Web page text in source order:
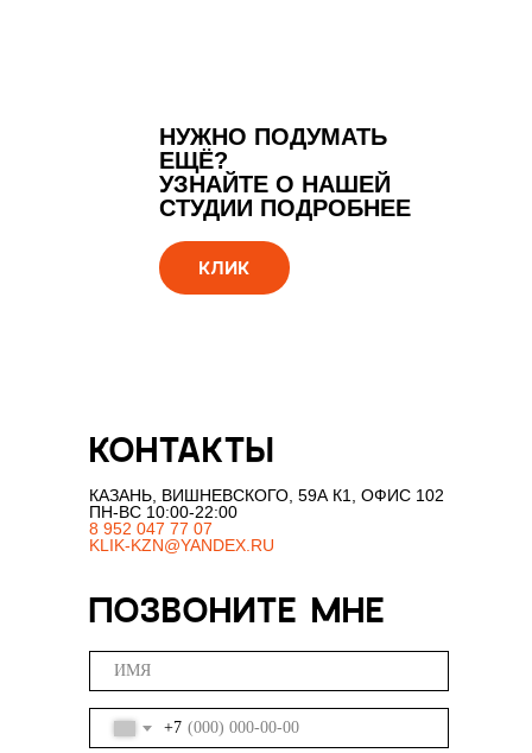
КЛИК
НУЖНО ПОДУМАТЬ
ЕЩЁ?
УЗНАЙТЕ О НАШЕЙ
СТУДИИ ПОДРОБНЕЕ
КОНТАКТЫ
ПОЗВОНИТЕ МНЕ
КАЗАНЬ, ВИШНЕВСКОГО, 59А К1, ОФИС 102
ПН-ВС 10:00-22:00
8 952 047 77 07
KLIK-KZN@YANDEX.RU
+7